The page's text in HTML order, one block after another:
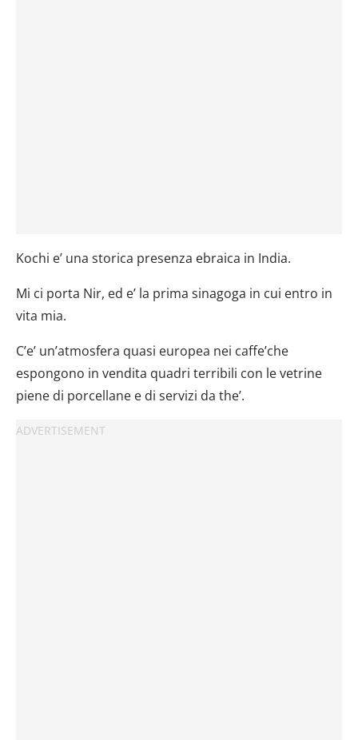
Kochi e’ una storica presenza ebraica in India.
Mi ci porta Nir, ed e’ la prima sinagoga in cui entro in
vita mia.
C’e’ un’atmosfera quasi europea nei caffe’che
espongono in vendita quadri terribili con le vetrine
piene di porcellane e di servizi da the’.